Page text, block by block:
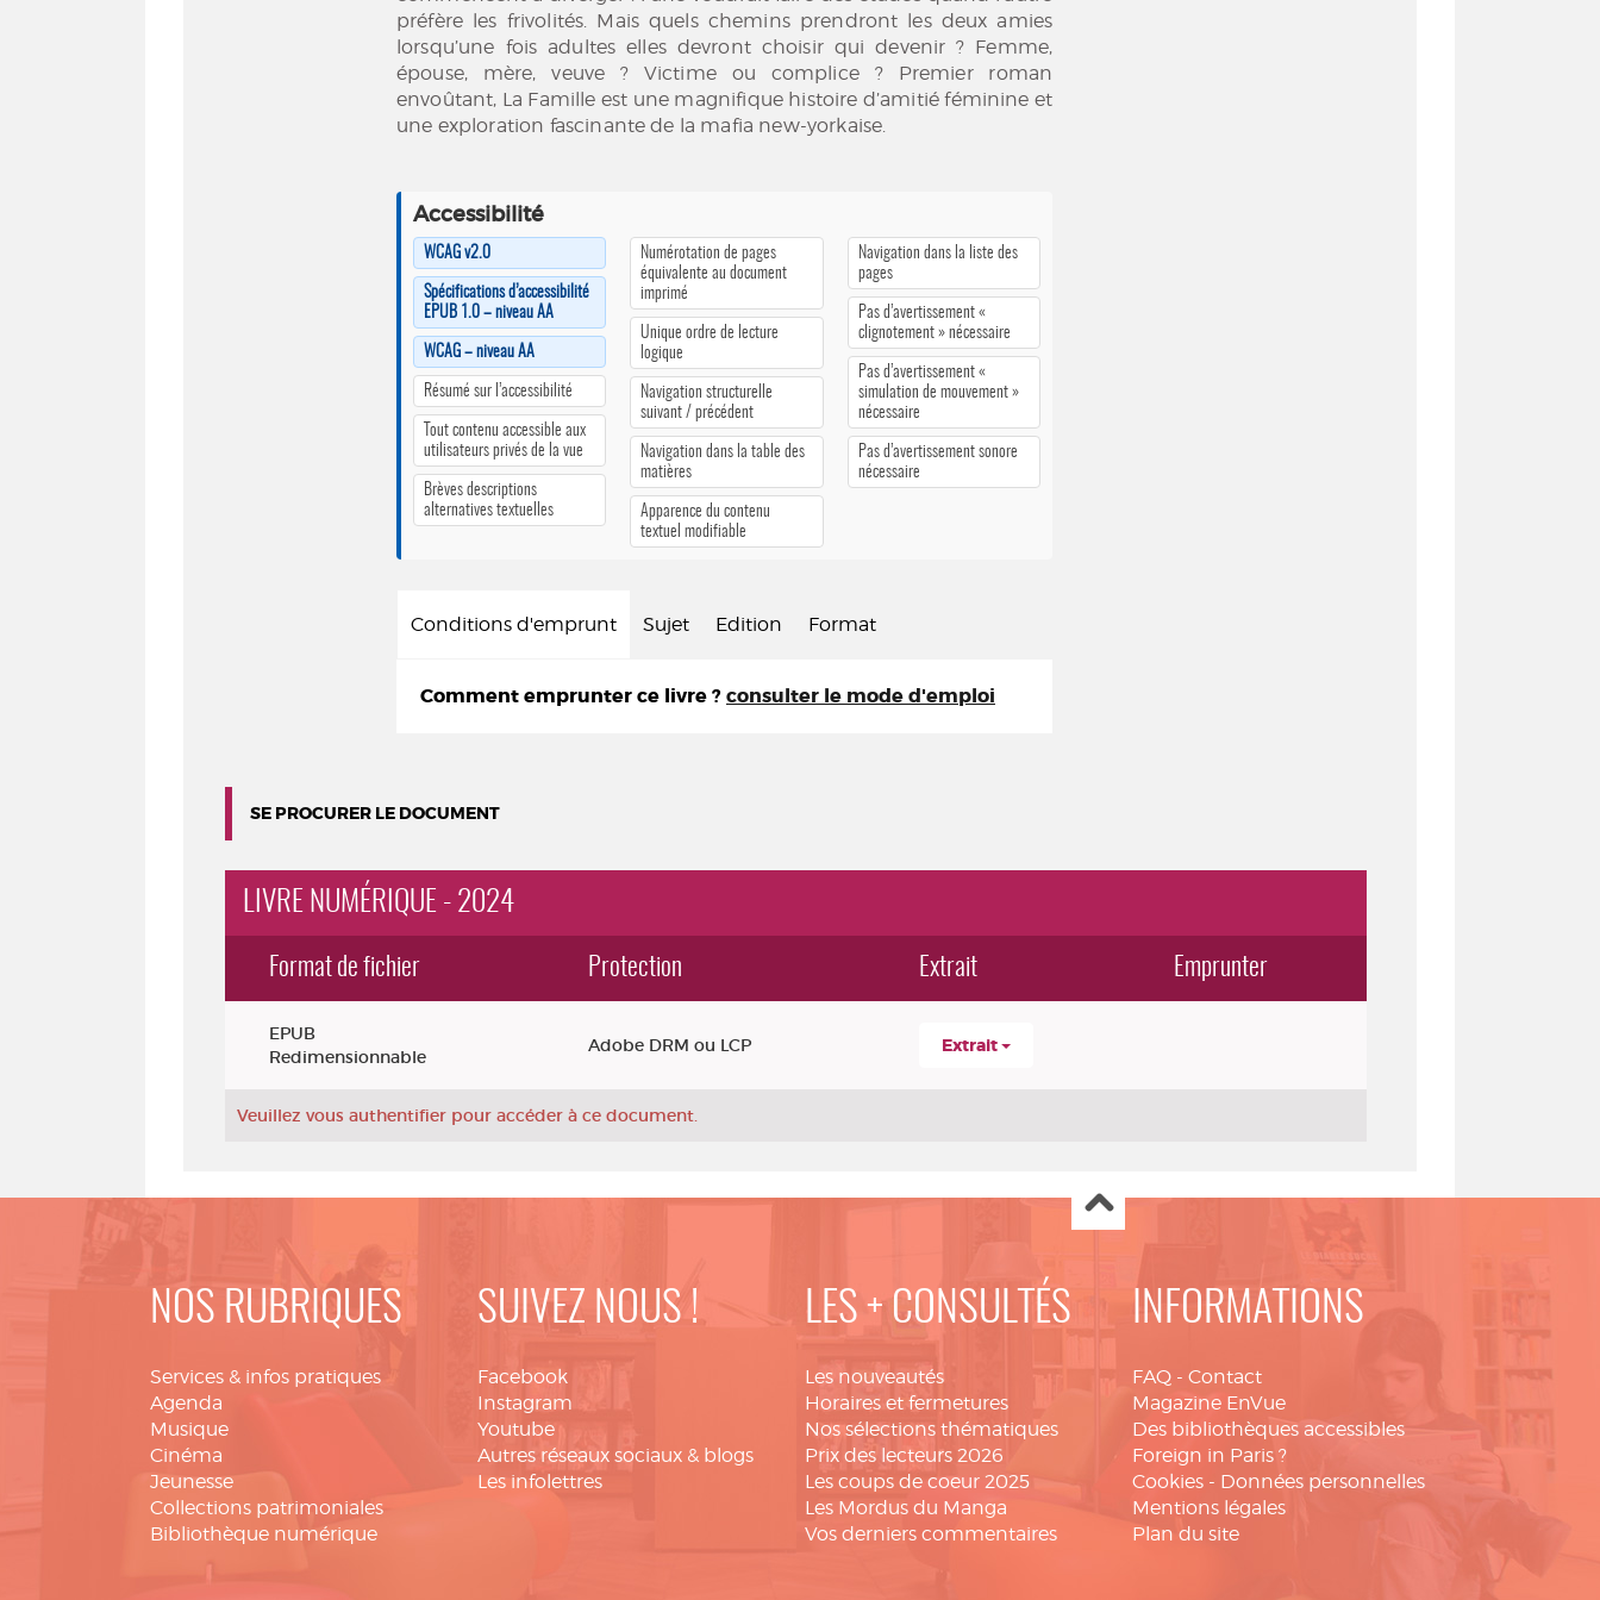
préfère les frivolités. Mais quels chemins prendront les deux amies
lorsqu’une fois adultes elles devront choisir qui devenir ? Femme,
épouse, mère, veuve ? Victime ou complice ? Premier roman
envoûtant, La Famille est une magnifique histoire d’amitié féminine et
une exploration fascinante de la mafia new-yorkaise.
Accessibilité
WCAG v2.0
Spécifications d’accessibilité
EPUB 1.0 – niveau AA
WCAG – niveau AA
Résumé sur l’accessibilité
Tout contenu accessible aux
utilisateurs privés de la vue
Brèves descriptions
alternatives textuelles
Numérotation de pages
équivalente au document
imprimé
Unique ordre de lecture
logique
Navigation structurelle
suivant / précédent
Navigation dans la table des
matières
Apparence du contenu
textuel modifiable
Navigation dans la liste des
pages
Pas d’avertissement «
clignotement » nécessaire
Pas d’avertissement «
simulation de mouvement »
nécessaire
Pas d’avertissement sonore
nécessaire
Conditions d'emprunt Sujet Edition Format
Comment emprunter ce livre ? consulter le mode d'emploi
SE PROCURER LE DOCUMENT
LIVRE NUMÉRIQUE - 2024
Format de fichier Protection Extrait Emprunter
EPUB
Redimensionnable
Adobe DRM ou LCP Extrait
Veuillez vous authentifier pour accéder à ce document.
NOS RUBRIQUES
Services & infos pratiques
Agenda
Musique
Cinéma
Jeunesse
Collections patrimoniales
Bibliothèque numérique
SUIVEZ NOUS !
Facebook
Instagram
Youtube
Autres réseaux sociaux & blogs
Les infolettres
LES + CONSULTÉS
Les nouveautés
Horaires et fermetures
Nos sélections thématiques
Prix des lecteurs 2026
Les coups de coeur 2025
Les Mordus du Manga
Vos derniers commentaires
INFORMATIONS
FAQ - Contact
Magazine EnVue
Des bibliothèques accessibles
Foreign in Paris ?
Cookies - Données personnelles
Mentions légales
Plan du site